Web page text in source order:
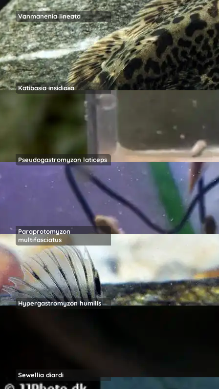
Vanmanenia lineata
Katibasia insidiosa
Pseudogastromyzon laticeps
Paraprotomyzon
multifasciatus
Hypergastromyzon humilis
Sewellia diardi